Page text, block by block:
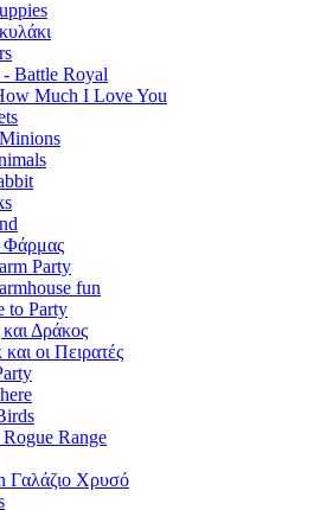
Battle Royal
Much I Love You
Φάρμας
Party
fun
to Party
και Δράκος
οι Πειρατές
Range
Γαλάζιο Χρυσό